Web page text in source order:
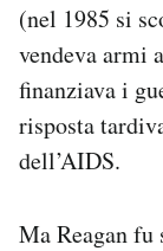
(nel 1985 si
vendeva armi
finanziava i
risposta
dell’AIDS.
Ma Reagan